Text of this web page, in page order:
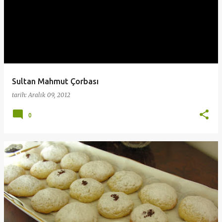
Sultan Mahmut Çorbası
tarih:Aralık 09, 2012
0